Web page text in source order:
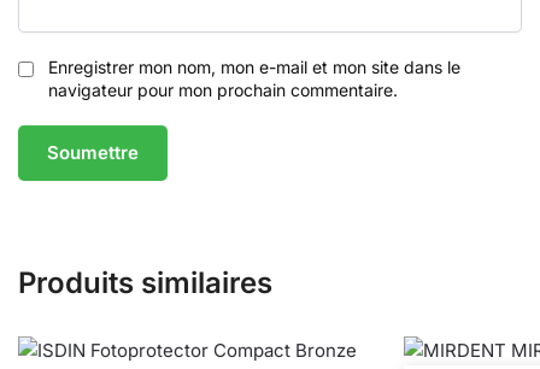
Enregistrer mon nom, mon e-mail et mon site dans le
navigateur pour mon prochain commentaire.
Produits similaires